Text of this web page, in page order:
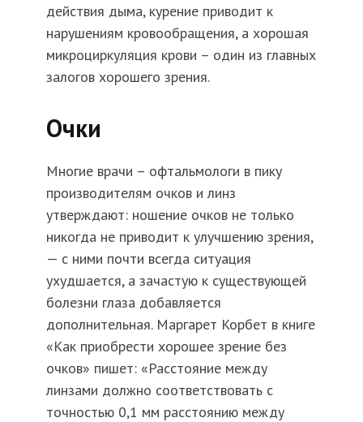
действия дыма, курение приводит к
нарушениям кровообращения, а хорошая
микроциркуляция крови – один из главных
залогов хорошего зрения.
Очки
Многие врачи – офтальмологи в пику
производителям очков и линз
утверждают: ношение очков не только
никогда не приводит к улучшению зрения,
— с ними почти всегда ситуация
ухудшается, а зачастую к существующей
болезни глаза добавляется
дополнительная. Маргарет Корбет в книге
«Как приобрести хорошее зрение без
очков» пишет: «Расстояние между
линзами должно соответствовать с
точностью 0,1 мм расстоянию между